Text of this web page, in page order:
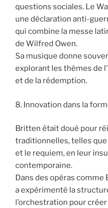
questions sociales. Le
une déclaration anti-
qui combine la messe
de Wilfred Owen.
Sa musique donne
explorant les thèmes de
et de la rédemption.
8. Innovation dans la
Britten était doué pour
traditionnelles, telles que
et le requiem, en leur
contemporaine.
Dans des opéras comme
a expérimenté la
l’orchestration pour